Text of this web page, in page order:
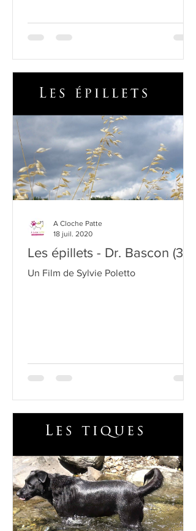
Les épillets - Dr. Bascon (30)
Un Film de Sylvie Poletto
A Cloche Patte
18 juil. 2020